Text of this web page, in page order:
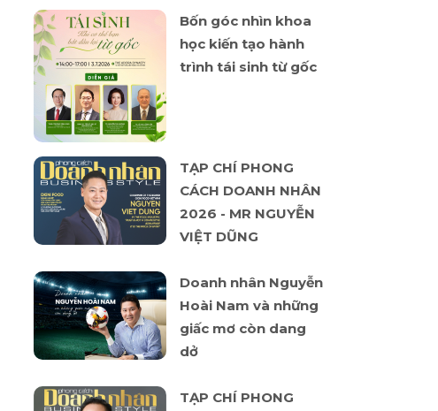
Bốn góc nhìn khoa
học kiến tạo hành
trình tái sinh từ gốc
TẠP CHÍ PHONG
CÁCH DOANH NHÂN
2026 - MR NGUYỄN
VIỆT DŨNG
Doanh nhân Nguyễn
Hoài Nam và những
giấc mơ còn dang
dở
TẠP CHÍ PHONG